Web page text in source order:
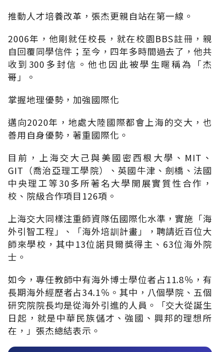
推動人才培養改革，張杰更親自站在第一線。
2006年，他剛就任校長，就在校園BBS註冊，親
自回覆同學信件；至今，四年多時間過去了，他共
收到300多封信。他也因此被學生暱稱為「杰
哥」。
掌握地理優勢，加強國際化
邁向2020年，地處大陸國際都會上海的交大，也
善用自身優勢，著重國際化。
目前，上海交大己與美國密西根大學、MIT、
GIT（喬治亞理工學院）、英國牛津、劍橋、法國
中央理工等30多所著名大學開展實質性合作，
校、院級合作項目126項。
上海交大同樣注重師資隊伍國際化水準，實施「海
外引智工程」、「海外培訓計畫」，聘請近百位大
師來學校，其中13位諾貝爾獎得主、63位海外院
士。
如今，專任教師中有海外博士學位者占11.8％，有
長期海外經歷者占34.1％。其中，八個學院、五個
研究院院長均是從海外引進的人員。「交大從誕生
日起，就是中華民族儲才、強國、興邦的理想所
在，」張杰總結表示。